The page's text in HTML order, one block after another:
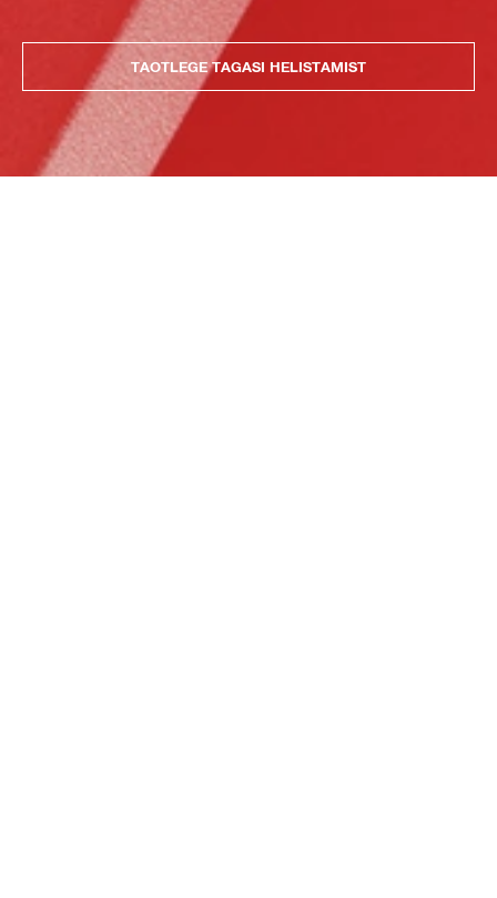
TAOTLEGE TAGASI HELISTAMIST